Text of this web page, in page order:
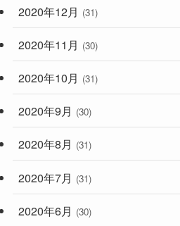
2020年12月 (31)
2020年11月 (30)
2020年10月 (31)
2020年9月 (30)
2020年8月 (31)
2020年7月 (31)
2020年6月 (30)